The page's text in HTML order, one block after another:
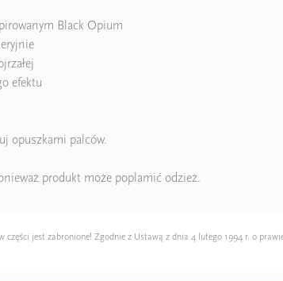
Black Opium
efektu
opuszkami palców.
produkt może poplamić odzież.
jest zabronione! Zgodnie z Ustawą z dnia 4 lutego 1994 r. o